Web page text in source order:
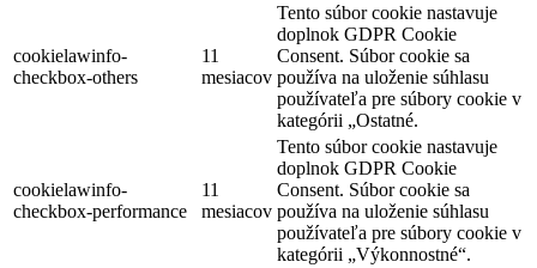
cookielawinfo-
checkbox-others
11
mesiacov
Tento súbor cookie nastavuje
doplnok GDPR Cookie
Consent. Súbor cookie sa
používa na uloženie súhlasu
používateľa pre súbory cookie v
kategórii „Ostatné.
cookielawinfo-
checkbox-performance
11
mesiacov
Tento súbor cookie nastavuje
doplnok GDPR Cookie
Consent. Súbor cookie sa
používa na uloženie súhlasu
používateľa pre súbory cookie v
kategórii „Výkonnostné“.